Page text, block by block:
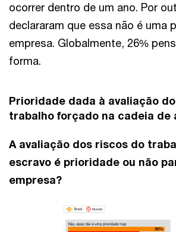
ocorrer dentro de um ano. Por
declararam que essa não é uma
empresa. Globalmente, 26%
forma.
Prioridade dada à avaliação
trabalho forçado na cadeia de
A avaliação dos riscos do
escravo é prioridade ou não
empresa?